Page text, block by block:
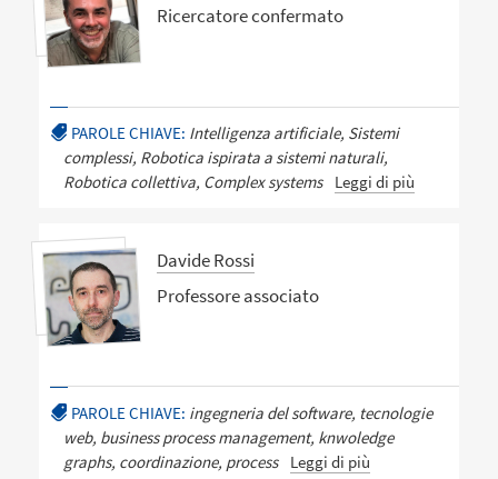
Ricercatore confermato
PAROLE CHIAVE: Intelligenza artificiale, Sistemi
complessi, Robotica ispirata a sistemi naturali,
Robotica collettiva, Complex systems
Leggi di più
Davide Rossi
Professore associato
PAROLE CHIAVE: ingegneria del software, tecnologie
web, business process management, knwoledge
graphs, coordinazione, process
Leggi di più